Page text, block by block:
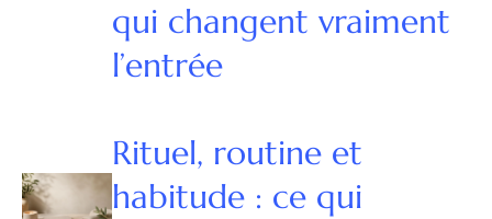
qui changent vraiment
l’entrée
Rituel, routine et
habitude : ce qui